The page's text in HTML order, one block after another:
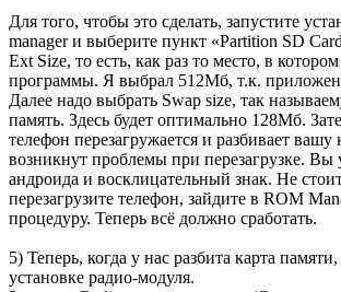
Для того, чтобы это сделать, запустите
manager и выберите пункт «Partition SD
Ext Size, то есть, как раз то место, в
программы. Я выбрал 512Мб, т.к.
Далее надо выбрать Swap size, так
память. Здесь будет оптимально 128Мб.
телефон перезагружается и разбивает
возникнут проблемы при перезагрузке. Вы
андроида и восклицательный знак. Не
перезагрузите телефон, зайдите в ROM
процедуру. Теперь всё должно сработать.
5) Теперь, когда у нас разбита карта
установке радио-модуля.